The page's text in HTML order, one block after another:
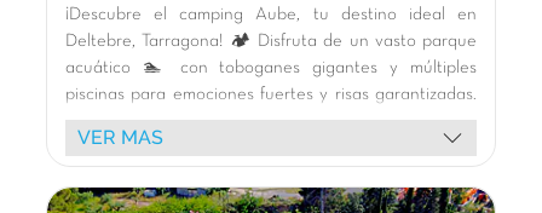
¡Descubre el camping Aube, tu destino ideal en
Deltebre, Tarragona! 🏕️ Disfruta de un vasto parque
acuático 🏊 con toboganes gigantes y múltiples
piscinas para emociones fuertes y risas garantizadas.
Los niños adorarán las áreas de juego temáticas
(barco pirata, castillo) y las animaciones con
deportivas (pádel, multideporte) y cómodos
VER MAS